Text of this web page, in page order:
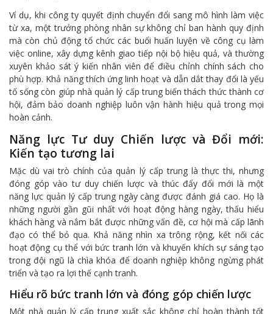
Ví dụ, khi công ty quyết định chuyển đổi sang mô hình làm việc
từ xa, một trưởng phòng nhân sự không chỉ ban hành quy định
mà còn chủ động tổ chức các buổi huấn luyện về công cụ làm
việc online, xây dựng kênh giao tiếp nội bộ hiệu quả, và thường
xuyên khảo sát ý kiến nhân viên để điều chỉnh chính sách cho
phù hợp. Khả năng thích ứng linh hoạt và dẫn dắt thay đổi là yếu
tố sống còn giúp nhà quản lý cấp trung biến thách thức thành cơ
hội, đảm bảo doanh nghiệp luôn vận hành hiệu quả trong mọi
hoàn cảnh.
Năng lực Tư duy Chiến lược và Đổi mới:
Kiến tạo tương lai
Mặc dù vai trò chính của quản lý cấp trung là thực thi, nhưng
đóng góp vào tư duy chiến lược và thúc đẩy đổi mới là một
năng lực quản lý cấp trung ngày càng được đánh giá cao. Họ là
những người gần gũi nhất với hoạt động hàng ngày, thấu hiểu
khách hàng và nắm bắt được những vấn đề, cơ hội mà cấp lãnh
đạo có thể bỏ qua. Khả năng nhìn xa trông rộng, kết nối các
hoạt động cụ thể với bức tranh lớn và khuyến khích sự sáng tạo
trong đội ngũ là chìa khóa để doanh nghiệp không ngừng phát
triển và tạo ra lợi thế cạnh tranh.
Hiểu rõ bức tranh lớn và đóng góp chiến lược
Một nhà quản lý cấp trung xuất sắc không chỉ hoàn thành tốt